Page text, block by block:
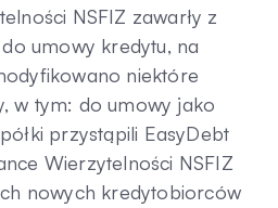
NSFIZ zawarły z
umowy kredytu, na
niektóre
w tym: do umowy jako
przystąpili EasyDebt
Wierzytelności NSFIZ
nowych kredytobiorców